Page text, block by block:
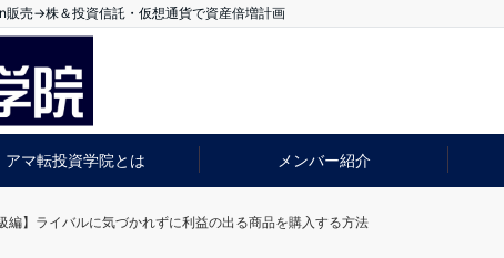
売→株＆投資信託・仮想通貨で資産倍増計画
アマ転投資学院とは メンバー紹介
編】ライバルに気づかれずに利益の出る商品を購入する方法